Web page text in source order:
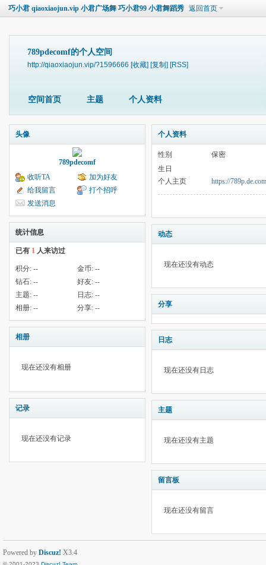
巧小君 qiaoxiaojun.vip 小君广场舞 巧小君99 小君舞蹈秀 返回首页
789pdecomf的个人空间
http://qiaoxiaojun.vip/?1596666 [收藏] [复制] [RSS]
空间首页 主题 个人资料
头像
789pdecomf
收听TA
加为好友
给我留言
打个招呼
发送消息
统计信息
已有 1 人来访过
积分: -- 金币: --
钻石: -- 好友: --
主题: -- 日志: --
相册: -- 分享: --
相册
现在还没有相册
记录
现在还没有记录
个人资料
性别
保密
生日
个人主页
https://
动态
现在还没有动态
分享
日志
现在还没有日志
主题
现在还没有主题
留言板
现在还没有留言
Powered by Discuz! X3.4